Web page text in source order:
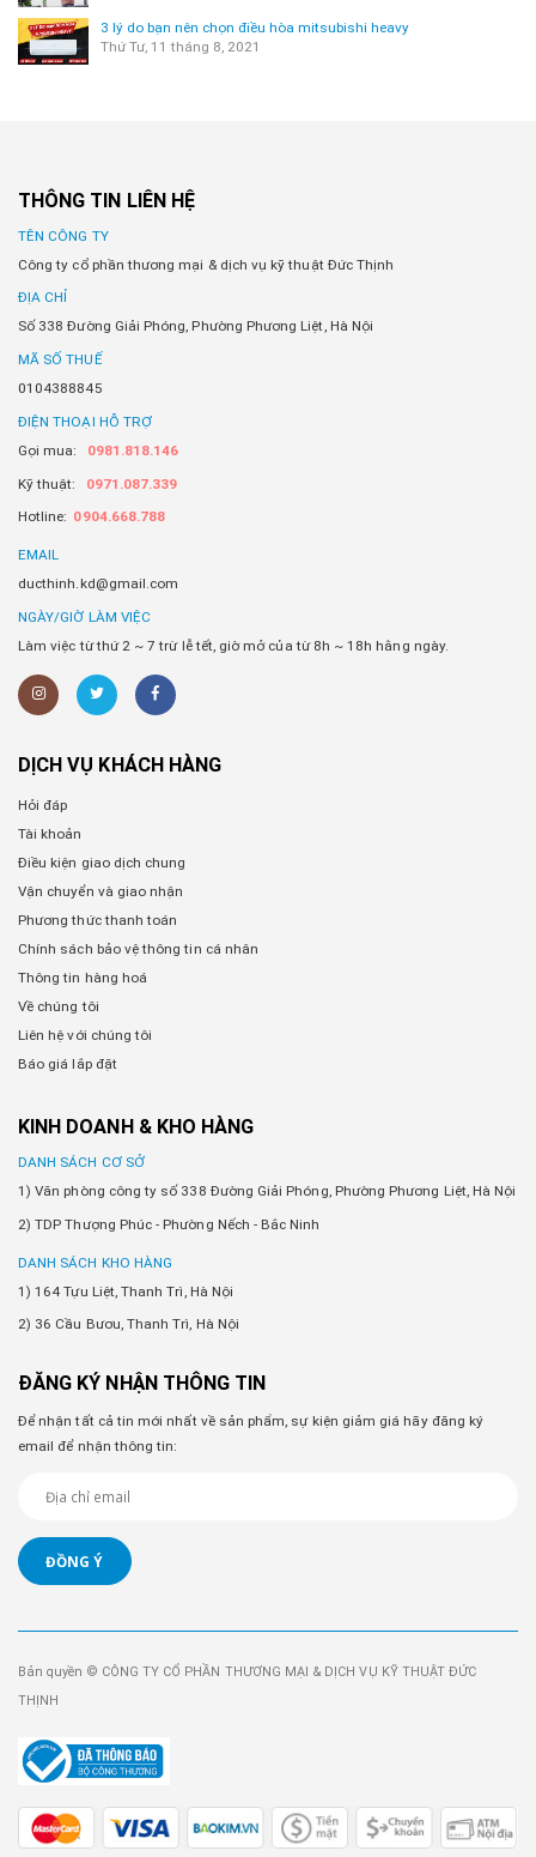
3 lý do bạn nên chọn điều hòa mitsubishi heavy
Thứ Tư, 11 tháng 8, 2021
THÔNG TIN LIÊN HỆ
TÊN CÔNG TY
Công ty cổ phần thương mại & dịch vụ kỹ thuật Đức Thịnh
ĐỊA CHỈ
Số 338 Đường Giải Phóng, Phường Phương Liệt, Hà Nội
MÃ SỐ THUẾ
0104388845
ĐIỆN THOẠI HỖ TRỢ
Gọi mua:
0981.818.146
Kỹ thuật:
0971.087.339
Hotline: 0904.668.788
EMAIL
ducthinh.kd@gmail.com
NGÀY/GIỜ LÀM VIỆC
Làm việc từ thứ 2 ~ 7 trừ lễ tết, giờ mở của từ 8h ~ 18h hằng ngày.
DỊCH VỤ KHÁCH HÀNG
Hỏi đáp
Tài khoản
Điều kiện giao dịch chung
Vận chuyển và giao nhận
Phương thức thanh toán
Chính sách bảo vệ thông tin cá nhân
Thông tin hàng hoá
Về chúng tôi
Liên hệ với chúng tôi
Báo giá lắp đặt
KINH DOANH & KHO HÀNG
DANH SÁCH CƠ SỞ
1) Văn phòng công ty số 338 Đường Giải Phóng, Phường Phương Liệt, Hà Nội
2) TDP Thượng Phúc - Phường Nếch - Bắc Ninh
DANH SÁCH KHO HÀNG
1) 164 Tựu Liệt, Thanh Trì, Hà Nội
2) 36 Cầu Bươu, Thanh Trì, Hà Nội
ĐĂNG KÝ NHẬN THÔNG TIN
Để nhận tất cả tin mới nhất về sản phẩm, sự kiện giảm giá hãy đăng ký
email để nhận thông tin:
ĐỒNG Ý
Bản quyền © CÔNG TY CỔ PHẦN THƯƠNG MẠI & DỊCH VỤ KỸ THUẬT ĐỨC
THỊNH